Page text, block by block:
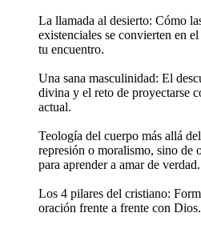
La llamada al desierto: Cómo
existenciales se convierten en
tu encuentro.
Una sana masculinidad: El
divina y el reto de proyectarse
actual.
Teología del cuerpo más allá
represión o moralismo, sino de
para aprender a amar de verdad.
Los 4 pilares del cristiano:
oración frente a frente con Dios.